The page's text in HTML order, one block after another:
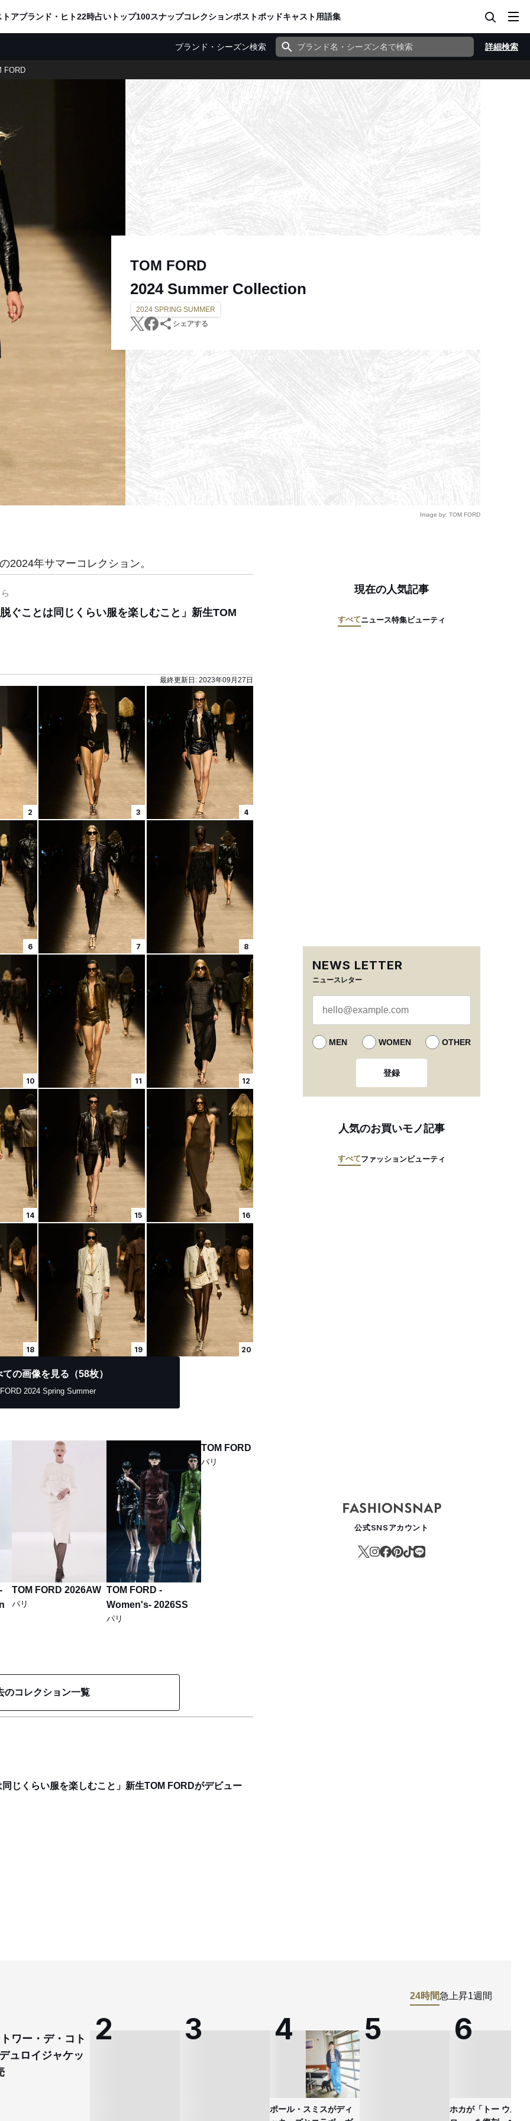
トアブランド・ヒト22時占い トップ100スナップコレクションポストポッドキャスト用語集
ブランド・シーズン検索 詳細検索
FORD
TOM FORD
2024 Summer Collection
2024 SPRING SUMMER
シェアする
Image by: TOM FORD
年サマーコレクション。
ぐことは同じくらい服を楽しむこと」新生TOM
最終更新日: 2023年09月27日
2 3 4
6 7 8
10 11 12
14 15 16
18 19 20
ての画像を見る（58枚）
2024 Spring Summer
TOM FORD 2026AW
パリ
TOM FORD -
Women's- 2026SS
パリ
TOM FORD 2025AW
パリ
のコレクション一覧
じくらい服を楽しむこと」新生TOM FORDがデビュー
現在の人気記事
すべてニュース特集ビューティ
NEWS LETTER
ニュースレター
MEN WOMEN OTHER
登録
人気のお買いモノ記事
すべてファッションビューティ
公式SNSアカウント
24時間急上昇1週間
ワー・デ・コト
ュロイジャケッ
ポール・スミスがディ
ホカが「トー ウルト